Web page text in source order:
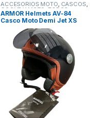
ACCESORIOS MOTO, CASCOS,
COCHE Y MOTO ,TODOS
ARMOR Helmets AV-84
Casco Moto Demi Jet XS